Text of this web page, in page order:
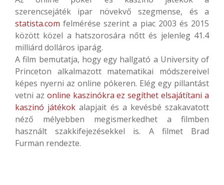
szerencsejáték ipar növekvő szegmense, és a
statista.com felmérése szerint a piac 2003 és 2015
között közel a hatszorosára nőtt és jelenleg 41.4
milliárd dolláros iparág.
A film bemutatja, hogy egy hallgató a University of
Princeton alkalmazott matematikai módszereivel
képes nyerni az online pókeren. Elég egy pillantást
vetni az online kaszinókra ez segíthet elsajátítani a
kaszinó játékok alapjait és a kevésbé szakavatott
néző mélyebben megismerkedhet a filmben
használt szakkifejezésekkel is. A filmet Brad
Furman rendezte.